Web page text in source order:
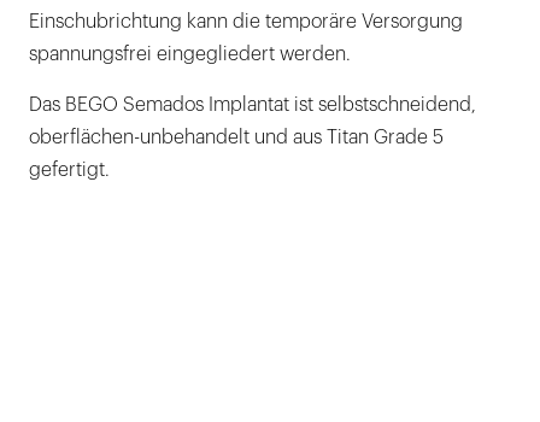
Einschubrichtung kann die temporäre Versorgung
spannungsfrei eingegliedert werden.
Das BEGO Semados Implantat ist selbstschneidend,
oberflächen-unbehandelt und aus Titan Grade 5
gefertigt.